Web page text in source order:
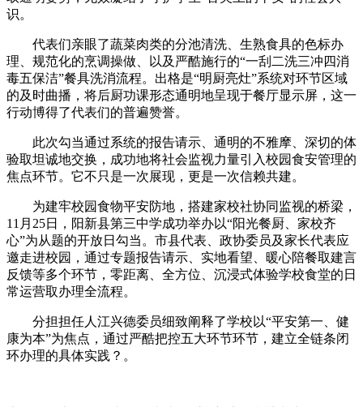
识。
代表们亲眼了蔬菜肉类的分池清洗、生熟食具的色标办
理、规范化的烹调操做、以及严酷施行的“一刮二洗三冲四消
毒五保洁”餐具洗消流程。出格是“明厨亮灶”系统对环节区域
的及时曲播，将后厨功课形态通明地呈现于餐厅显示屏，这一
行动博得了代表们的普遍赞誉。
此次勾当通过系统的报告请示、通明的不雅摩、深切的体
验取坦诚地交换，成功地将社会监视力量引入校园食安管理的
焦点环节。它不只是一次展现，更是一次信赖共建。
为建牢校园食物平安防地，搭建家校社协同监视的桥梁，
11月25日，阳新县第三中学成功举办以“阳光餐厨、家校齐
心”为从题的开放日勾当。市县代表、政协委员及家长代表应
邀走进校园，通过专题报告请示、实地看望、暖心陪餐取建言
反馈等多个环节，零距离、全方位、沉浸式体验学校食堂的日
常运营取办理全流程。
分担担任人江兴德委员细致阐释了学校以“平安第一、健
康为本”为焦点，通过严酷把控五大环节环节，建立全链条闭
环办理的具体实践？。